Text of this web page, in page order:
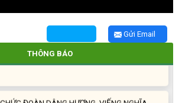
Gửi Email
THÔNG BÁO
XÃ CƯ M’GAR: SƠ KẾT CÔNG TÁC HỘI 6
KIỆN TOÀN TỔ CHỨC CHI HỘI SAU SÁP
CHỨC ĐOÀN DÂNG HƯƠNG, VIẾNG NGHĨA